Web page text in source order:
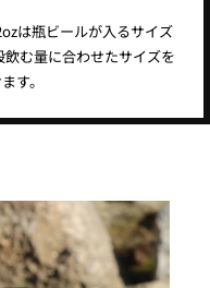
は瓶ビールが入るサイズ
む量に合わせたサイズを
す。